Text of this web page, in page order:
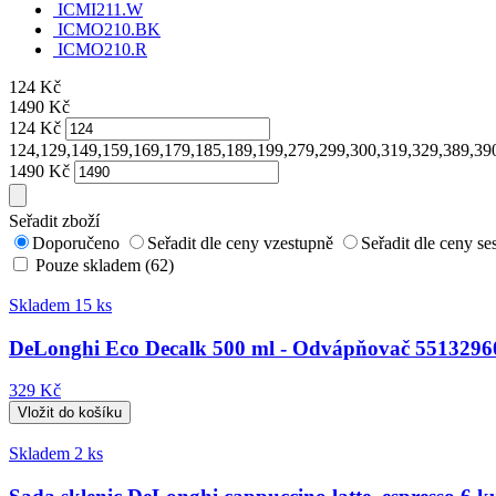
ICMI211.W
ICMO210.BK
ICMO210.R
124 Kč
1490 Kč
124 Kč
1490 Kč
Seřadit zboží
Doporučeno
Seřadit dle ceny vzestupně
Seřadit dle ceny
Pouze skladem (62)
Skladem 15 ks
DeLonghi Eco Decalk 500 ml - Odvápňovač
329 Kč
Skladem 2 ks